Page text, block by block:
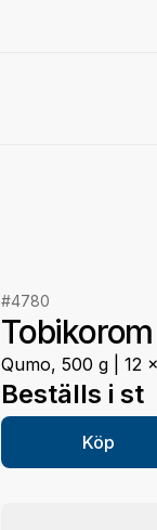
#4780
Qumo, 500 g | 12
Beställs i st
Köp